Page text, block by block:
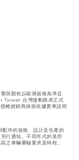
與顏色以歐洲規格為準且
Taiwan 台灣捷豹路虎正式
權經銷商保留依據實車說明
件的規格、設計及生產的
行通知。不同年式的某些
之車輛審驗要求及時程。